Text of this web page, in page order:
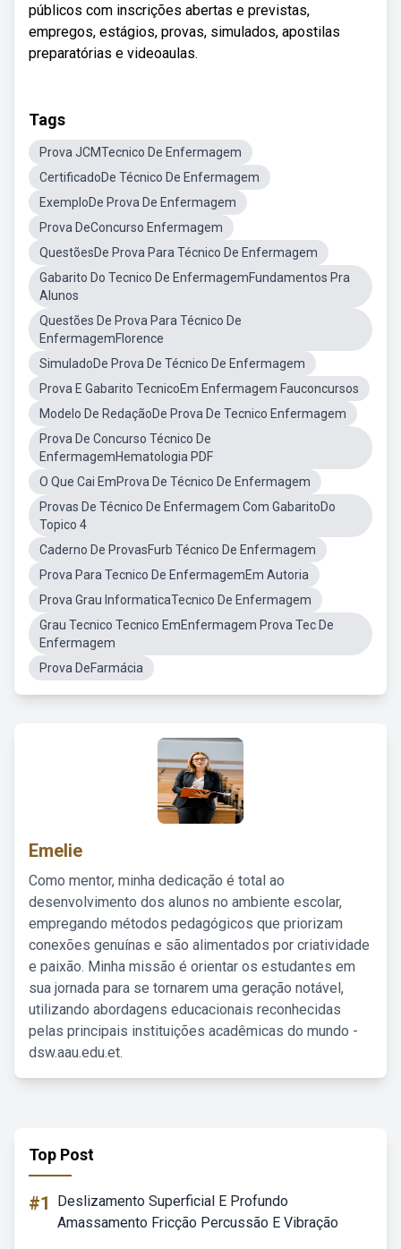
públicos com inscrições abertas e previstas,
empregos, estágios, provas, simulados, apostilas
preparatórias e videoaulas.
Tags
Prova JCMTecnico De Enfermagem
CertificadoDe Técnico De Enfermagem
ExemploDe Prova De Enfermagem
Prova DeConcurso Enfermagem
QuestõesDe Prova Para Técnico De Enfermagem
Gabarito Do Tecnico De EnfermagemFundamentos Pra
Alunos
Questões De Prova Para Técnico De
EnfermagemFlorence
SimuladoDe Prova De Técnico De Enfermagem
Prova E Gabarito TecnicoEm Enfermagem Fauconcursos
Modelo De RedaçãoDe Prova De Tecnico Enfermagem
Prova De Concurso Técnico De
EnfermagemHematologia PDF
O Que Cai EmProva De Técnico De Enfermagem
Provas De Técnico De Enfermagem Com GabaritoDo
Topico 4
Caderno De ProvasFurb Técnico De Enfermagem
Prova Para Tecnico De EnfermagemEm Autoria
Prova Grau InformaticaTecnico De Enfermagem
Grau Tecnico Tecnico EmEnfermagem Prova Tec De
Enfermagem
Prova DeFarmácia
Emelie
Como mentor, minha dedicação é total ao
desenvolvimento dos alunos no ambiente escolar,
empregando métodos pedagógicos que priorizam
conexões genuínas e são alimentados por criatividade
e paixão. Minha missão é orientar os estudantes em
sua jornada para se tornarem uma geração notável,
utilizando abordagens educacionais reconhecidas
pelas principais instituições acadêmicas do mundo -
dsw.aau.edu.et.
Top Post
#1
Deslizamento Superficial E Profundo
Amassamento Fricção Percussão E Vibração